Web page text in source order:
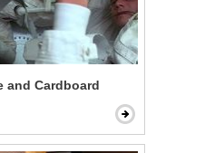
and Cardboard